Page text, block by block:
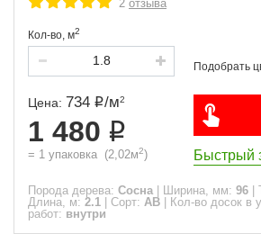
Сорт
ЭКСТРА 107
ПРИМА 36
Применение
Виды работ
2 отзыва
Кол-во, м2
Цена: 734 /м2
1 480
= 1 упаковка (2,02м2) Быстрый
Порода дерева: Сосна Ширина, мм: 96
Длина, м: 2.1 Сорт: АВ Кол-во досок в
работ: внутри